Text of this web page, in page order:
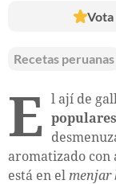
Vota
Recetas peruanas
E l ají de
aromatizado con
está en el menjar